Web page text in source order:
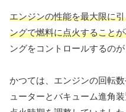
エンジンの性能を最大限に
ングで燃料に点火すること
ングをコントロールするの
かつては、エンジンの回転
ューターとバキューム進角